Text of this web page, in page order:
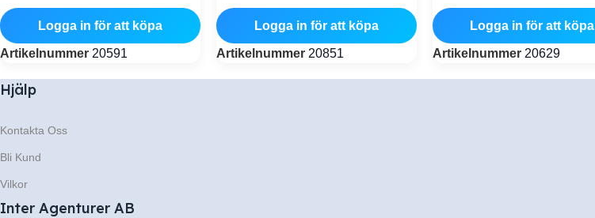
Logga in för att köpa
Artikelnummer 20591
Logga in för att köpa
Artikelnummer 20851
Logga in för att köpa
Artikelnummer 20629
Hjälp
Kontakta Oss
Bli Kund
Vilkor
Inter Agenturer AB